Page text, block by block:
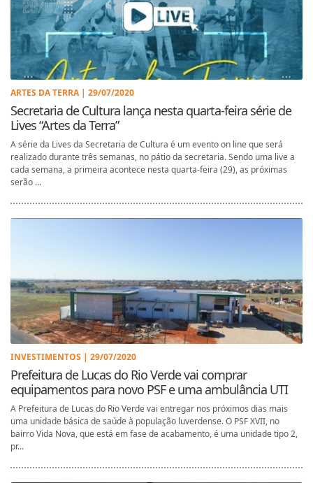
ARTES DA TERRA | 29/07/2020
Secretaria de Cultura lança nesta quarta-feira série de
Lives “Artes da Terra”
A série da Lives da Secretaria de Cultura é um evento on line que será
realizado durante três semanas, no pátio da secretaria. Sendo uma live a
cada semana, a primeira acontece nesta quarta-feira (29), as próximas
serão ...
INVESTIMENTOS | 29/07/2020
Prefeitura de Lucas do Rio Verde vai comprar
equipamentos para novo PSF e uma ambulância UTI
A Prefeitura de Lucas do Rio Verde vai entregar nos próximos dias mais
uma unidade básica de saúde à população luverdense. O PSF XVII, no
bairro Vida Nova, que está em fase de acabamento, é uma unidade tipo 2,
pr...